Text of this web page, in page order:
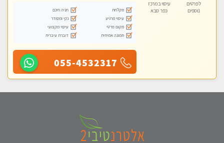
לפרטים
נוספים
עיסוי במרכז
כפר סבא
מקלחת
חניה חינם
עיסוי מרגיע
נקי ומסודר
מקום פרטי
עיסוי מקצועי
תמונה אמיתית
דוברת עיברית
055-4532317